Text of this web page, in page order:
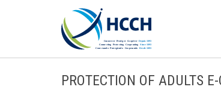
PROTECTION OF ADULTS